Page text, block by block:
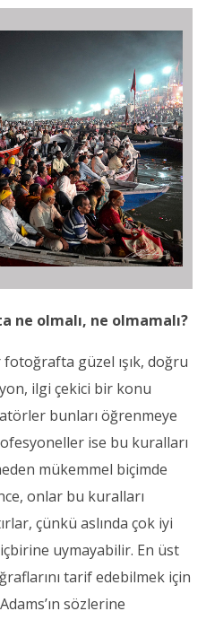
olmalı, ne olmamalı?
güzel ışık, doğru
ilgi çekici bir konu
bunları öğrenmeye
ise bu kuralları
mükemmel biçimde
onlar bu kuralları
çünkü aslında çok iyi
uymayabilir. En üst
tarif edebilmek için
sözlerine